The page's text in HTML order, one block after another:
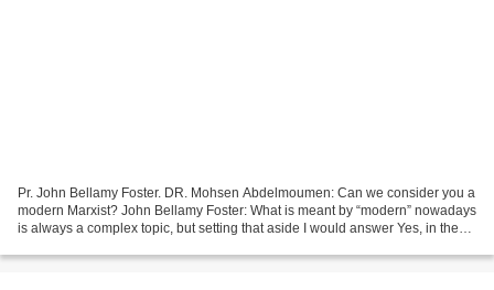
Pr. John Bellamy Foster. DR. Mohsen Abdelmoumen: Can we consider you a
modern Marxist? John Bellamy Foster: What is meant by “modern” nowadays
is always a complex topic, but setting that aside I would answer Yes, in the